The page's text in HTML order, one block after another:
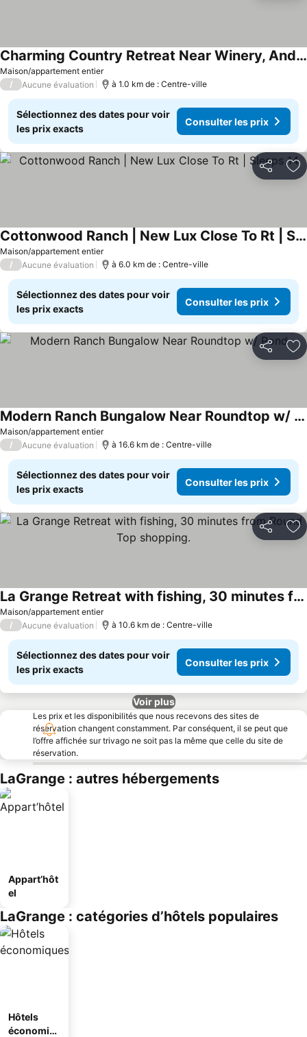
Maison/appartement entier
Charming Country Retreat Near Winery, And Brewery
Consulter les prix
/ Aucune évaluation à 1.0 km de : Centre-ville
Sélectionnez des dates pour voir
les prix exacts
Consulter les prix
Partager
Maison/appartement entier
Cottonwood Ranch | New Lux Close To Rt | Sleeps 14
Consulter les prix
/ Aucune évaluation à 6.0 km de : Centre-ville
Sélectionnez des dates pour voir
les prix exacts
Consulter les prix
Partager
Maison/appartement entier
Modern Ranch Bungalow Near Roundtop w/ Pond
Consulter les prix
/ Aucune évaluation à 16.6 km de : Centre-ville
Sélectionnez des dates pour voir
les prix exacts
Consulter les prix
Partager
Maison/appartement entier
La Grange Retreat with fishing, 30 minutes from Round Top shopping.
Consulter les prix
/ Aucune évaluation à 10.6 km de : Centre-ville
Sélectionnez des dates pour voir
les prix exacts
Consulter les prix
Voir plus
Les prix et les disponibilités que nous recevons des sites de
réservation changent constamment. Par conséquent, il se peut que
l’offre affichée sur trivago ne soit pas la même que celle du site de
réservation.
LaGrange : autres hébergements
Appart’hôt
el
LaGrange : catégories d’hôtels populaires
Hôtels
économiq